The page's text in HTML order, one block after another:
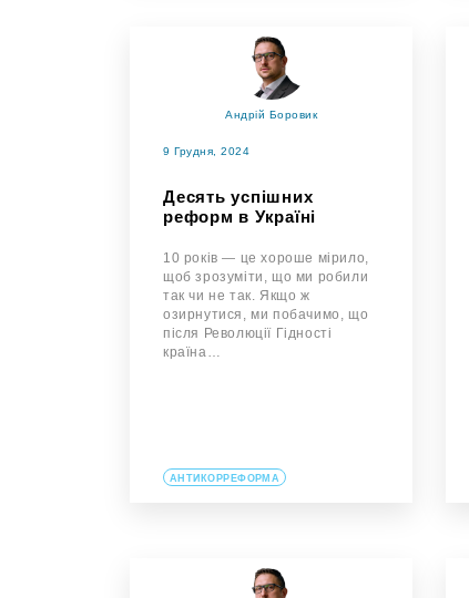
Андрій Боровик
9 Грудня, 2024
Десять успішних
реформ в Україні
10 років — це хороше мірило,
щоб зрозуміти, що ми робили
так чи не так. Якщо ж
озирнутися, ми побачимо, що
після Революції Гідності
країна…
АНТИКОРРЕФОРМА